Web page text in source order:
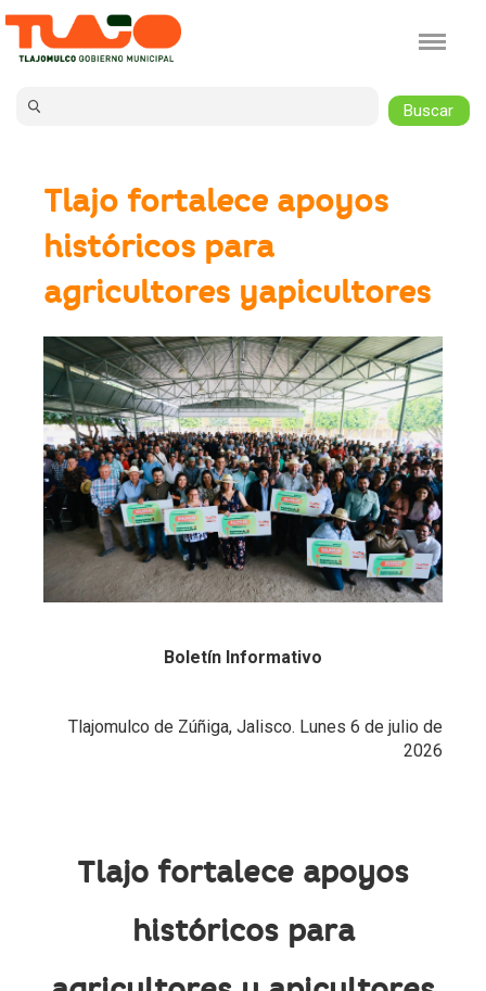
Jump to navigation
Tlajo fortalece apoyos
históricos para
agricultores yapicultores
Boletín Informativo
Tlajomulco de Zúñiga, Jalisco. Lunes 6 de julio de
2026
Tlajo fortalece apoyos
históricos para